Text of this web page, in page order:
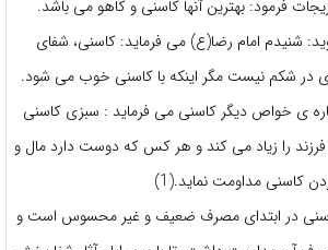
فرمود: بهترین آنها کاسنی و کاهو می باشد.
شنیدم امام رضا(ع) می فرماید: کاسنی، شفای
در شکم نیست مگر اینکه با کاسنی خوب می شود.
ی خواص دیگر کاسنی می فرماید : سبزی کاسنی
فرزند را زیاد می کند و هر کس که دوست دارد مال و
کاسنی مداومت نماید.(1)
کاسنی در ابتدای مصرف ضعیف و غیر محسوس است و